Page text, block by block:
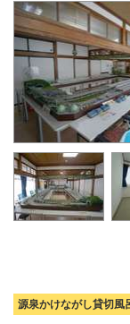
源泉かけながし貸切風